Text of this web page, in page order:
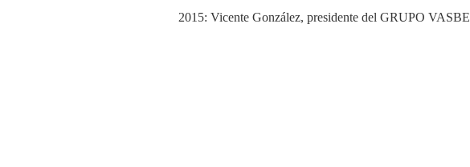
2015: Vicente González, presidente del GRUPO VASBE